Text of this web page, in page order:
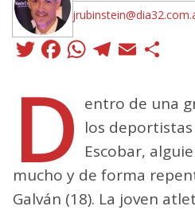
Twitter
FacebookEmail
D entro de una
los
Escobar,
mucho y de forma
Galván (18). La joven